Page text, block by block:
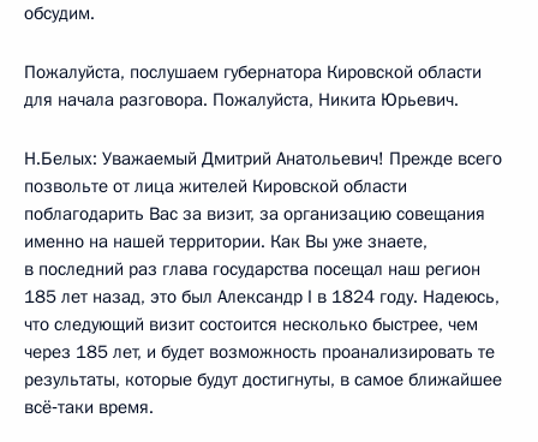
обсудим.
Пожалуйста, послушаем губернатора Кировской области
для начала разговора. Пожалуйста, Никита Юрьевич.
Н.Белых: Уважаемый Дмитрий Анатольевич! Прежде всего
позвольте от лица жителей Кировской области
поблагодарить Вас за визит, за организацию совещания
именно на нашей территории. Как Вы уже знаете,
в последний раз глава государства посещал наш регион
185 лет назад, это был Александр I в 1824 году. Надеюсь,
что следующий визит состоится несколько быстрее, чем
через 185 лет, и будет возможность проанализировать те
результаты, которые будут достигнуты, в самое ближайшее
всё‑таки время.